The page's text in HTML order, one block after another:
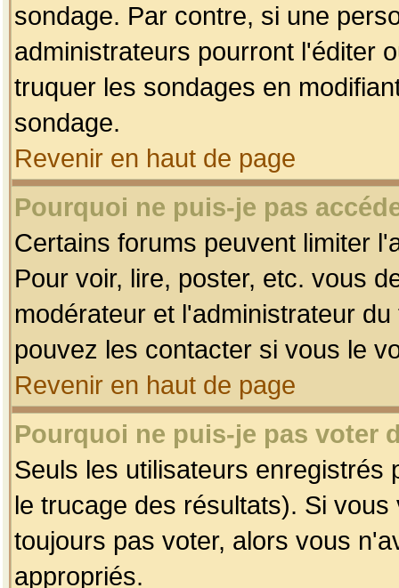
sondage. Par contre, si une
administrateurs pourront l'éditer
truquer les sondages en
sondage.
Revenir en haut de page
Pourquoi ne puis-je pas
Certains forums peuvent limiter
Pour voir, lire, poster, etc. vous
modérateur et l'administrateur
pouvez les contacter si vous le
Revenir en haut de page
Pourquoi ne puis-je pas voter
Seuls les utilisateurs enregistrés
le trucage des résultats). Si
toujours pas voter, alors vous
appropriés.